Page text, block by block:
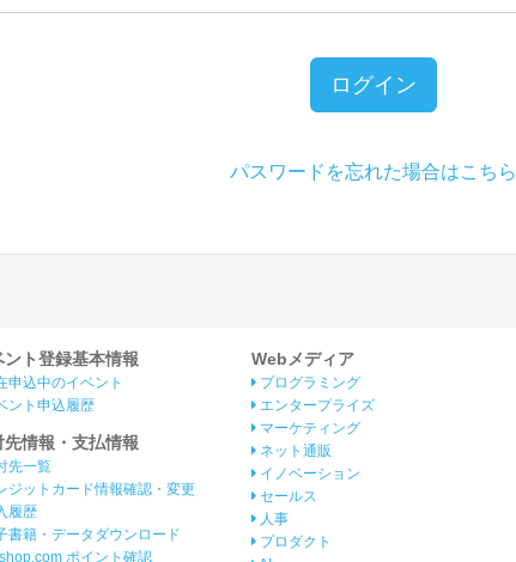
ログイン
パスワードを忘れた場合はこちら
ント登録基本情報
申込中のイベント
ント申込履歴
先情報・支払情報
先一覧
ジットカード情報確認・変更
履歴
書籍・データダウンロード
ポイント確認
Webメディア
プログラミング
エンタープライズ
マーケティング
ネット通販
イノベーション
セールス
人事
プロダクト